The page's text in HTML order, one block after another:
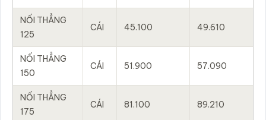
NỐI THẲNG
125
CÁI 45.100 49.610
NỐI THẲNG
150
CÁI 51.900 57.090
NỐI THẲNG
175
CÁI 81.100 89.210